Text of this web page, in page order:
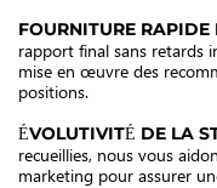
FOURNITURE RAPIDE
rapport final sans retards
mise en œuvre des
positions.
ÉVOLUTIVITÉ DE LA
recueillies, nous vous
marketing pour assurer